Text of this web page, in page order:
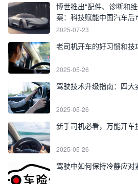
博世推出“配件、诊断和
案：科技赋能中国汽车后
2025-07-23
老司机开车的好习惯和技
2025-05-26
驾驶技术升级指南：四
2025-05-26
新手司机必看，万能开车
2025-05-26
驾驶中如何保持冷静应对